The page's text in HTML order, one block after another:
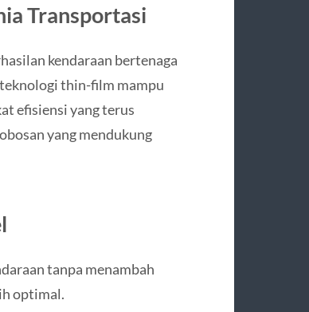
Transportasi
kendaraan bertenaga
thin-film mampu
efisiensi yang terus
yang mendukung
tanpa menambah
optimal.